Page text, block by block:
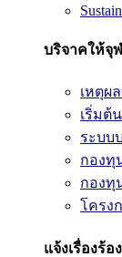
บริจาคให้จุ
เหตุผ
เริ่มต้
ระบบ
กองทุ
กองทุ
โครง
แจ้งเรื่องร้อ